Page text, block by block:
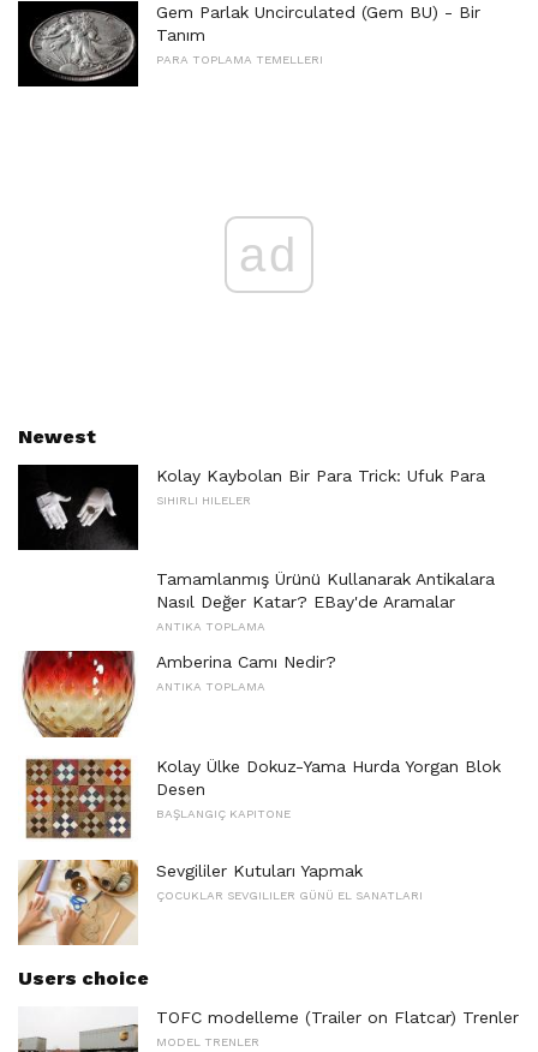
Gem Parlak Uncirculated (Gem BU) - Bir
Tanım
PARA TOPLAMA TEMELLERI
ad
Newest
Kolay Kaybolan Bir Para Trick: Ufuk Para
SIHIRLI HILELER
Tamamlanmış Ürünü Kullanarak Antikalara
Nasıl Değer Katar? EBay'de Aramalar
ANTIKA TOPLAMA
Amberina Camı Nedir?
ANTIKA TOPLAMA
Kolay Ülke Dokuz-Yama Hurda Yorgan Blok
Desen
BAŞLANGIÇ ​​KAPITONE
Sevgililer Kutuları Yapmak
ÇOCUKLAR SEVGILILER GÜNÜ EL SANATLARI
Users choice
TOFC modelleme (Trailer on Flatcar) Trenler
MODEL TRENLER